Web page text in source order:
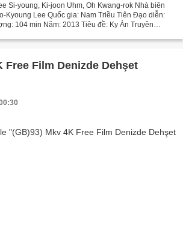
Si-young, Ki-joon Uhm, Oh Kwang-rok Nhà biên
Kyoung Lee Quốc gia: Nam Triều Tiên Đạo diễn:
104 min Năm: 2013 Tiêu đề: Ky Án Truyên
Free Film Denizde Dehşet